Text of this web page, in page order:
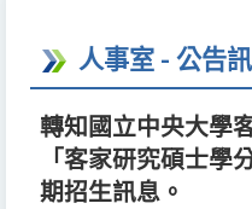
人事室 - 公告
轉知國立中央大學
「客家研究碩士學
期招生訊息。